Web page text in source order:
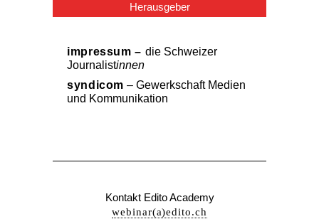
Herausgeber
impressum – die Schweizer
Journalistinnen
syndicom – Gewerkschaft Medien
und Kommunikation
Kontakt Edito Academy
webinar(a)edito.ch